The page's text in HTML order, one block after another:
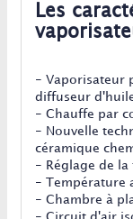
Les
- Vaporisateur
diffuseur
- Chauffe par
- Nouvelle
céramique
- Réglage de
- Température
- Chambre à